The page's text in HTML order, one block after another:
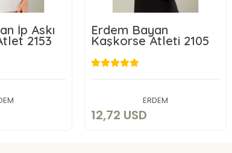
İp Askı
2153
to cart
Erdem Bayan
Kaşkorse Atleti 2105
ERDEM
12,72 USD
Add to cart